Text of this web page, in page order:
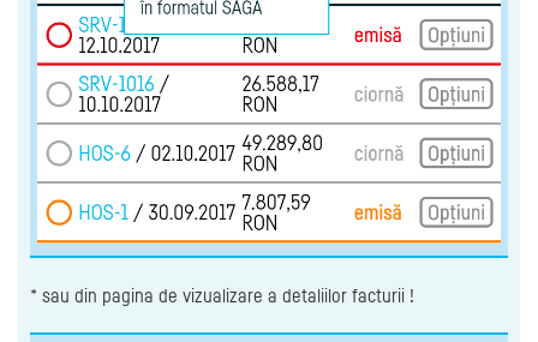
* sau din pagina de vizualizare a detaliilor facturii !